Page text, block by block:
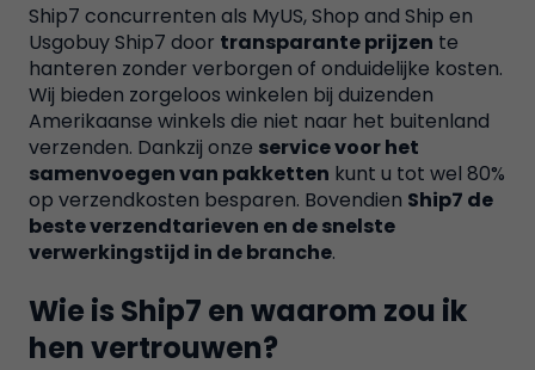
Ship7 concurrenten als MyUS, Shop and Ship en
Usgobuy Ship7 door transparante prijzen te
hanteren zonder verborgen of onduidelijke kosten.
Wij bieden zorgeloos winkelen bij duizenden
Amerikaanse winkels die niet naar het buitenland
verzenden. Dankzij onze service voor het
samenvoegen van pakketten kunt u tot wel 80%
op verzendkosten besparen. Bovendien Ship7 de
beste verzendtarieven en de snelste
verwerkingstijd in de branche.
Wie is Ship7 en waarom zou ik
hen vertrouwen?